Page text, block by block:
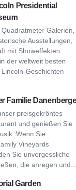
Presidential
Galerien,
Ausstellungen,
mit Showeffekten
der weltweit besten
Geschichten
Library & Museum
Familie
preisgekröntes
und genießen Sie
Wenn Sie
Vineyards
Sie unvergessliche
die anregen und...
Garden
Nature Center